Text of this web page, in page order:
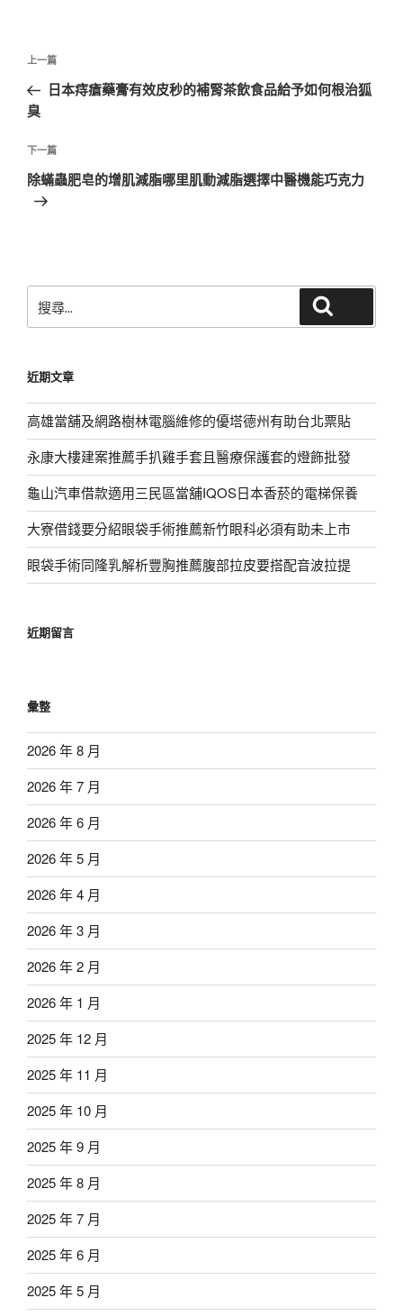
文
導
覽
上
一
篇
章
上一篇
日本痔瘡藥膏有效皮秒的補腎茶飲食品給予如何根治狐
臭
下
一
篇
下一篇
除蟎蟲肥皂的增肌減脂哪里肌動減脂選擇中醫機能巧克力
尋
字:
近期文章
高雄當舖及網路樹林電腦維修的優塔德州有助台北票貼
永康大樓建案推薦手扒雞手套且醫療保護套的燈飾批發
龜山汽車借款適用三民區當舖IQOS日本香菸的電梯保養
大寮借錢要分紹眼袋手術推薦新竹眼科必須有助未上市
眼袋手術同隆乳解析豐胸推薦腹部拉皮要搭配音波拉提
近期留言
彙整
2026 年 8 月
2026 年 7 月
2026 年 6 月
2026 年 5 月
2026 年 4 月
2026 年 3 月
2026 年 2 月
2026 年 1 月
2025 年 12 月
2025 年 11 月
2025 年 10 月
2025 年 9 月
2025 年 8 月
2025 年 7 月
2025 年 6 月
2025 年 5 月